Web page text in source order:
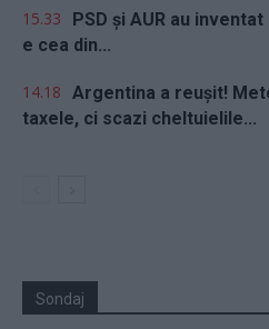
15.33
PSD și AUR au
e cea din...
14.18 Argentina a reușit!
taxele, ci scazi cheltuielile...
Sondaj